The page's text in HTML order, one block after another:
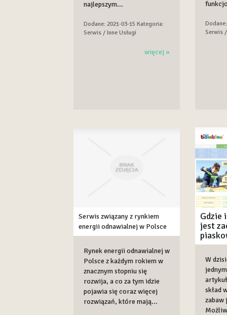
najlepszym...
Dodane: 2021-03-15 Kategoria:
Serwis / Inne Usługi
więcej »
Serwis
Serwis związany z rynkiem
energii odnawialnej w Polsce
Rynek energii odnawialnej w
Polsce z każdym rokiem w
znacznym stopniu się
rozwija, a co za tym idzie
pojawia się coraz więcej
rozwiązań, które mają...
Gdzie
jest
W
skład
zabaw